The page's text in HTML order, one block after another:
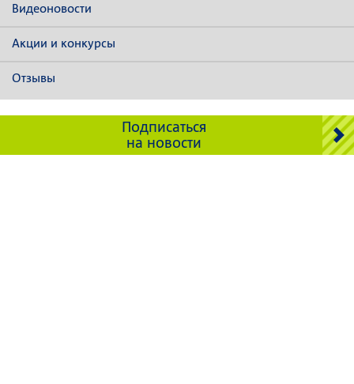
Видеоновости
Акции и конкурсы
Отзывы
Подписаться
на новости